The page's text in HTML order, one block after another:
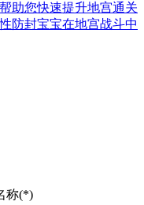
助您快速提升地宫通关
防封宝宝在地宫战斗中
称(*)